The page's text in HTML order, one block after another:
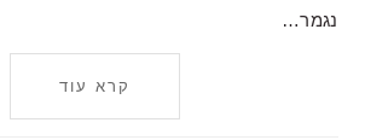
נגמר…
קרא עוד